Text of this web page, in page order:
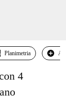
Planimetria
4